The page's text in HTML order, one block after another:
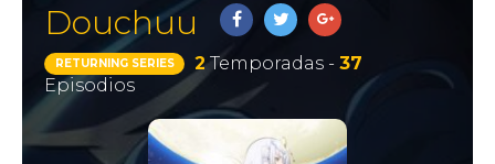
Douchuu
RETURNING SERIES 2Temporadas - 37
Episodios